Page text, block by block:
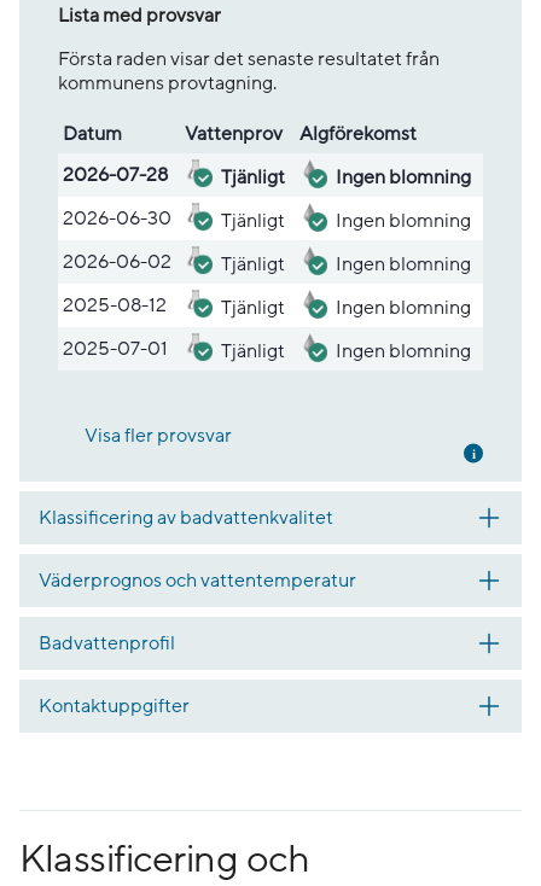
Lista med provsvar
Första raden visar det senaste resultatet från
kommunens provtagning.
Lista med provsvar
Datum Vatten­prov
Alg­före­komst
2026-07-28
Tjänligt
Ingen blomning
2026-06-30
Tjänligt
Ingen blomning
2026-06-02
Tjänligt
Ingen blomning
2025-08-12
Tjänligt
Ingen blomning
2025-07-01
Tjänligt Ingen blomning
Visa fler provsvar Mer
Klassificering av badvattenkvalitet
Väderprognos och vattentemperatur
Badvattenprofil
Kontaktuppgifter
Klassificering och